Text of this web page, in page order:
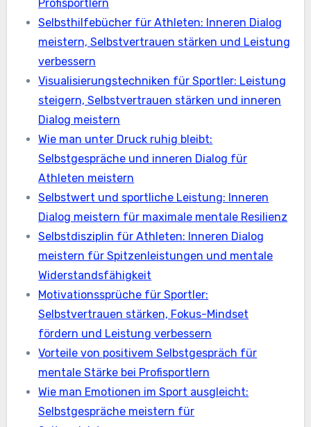
Profisportlern
Selbsthilfebücher für Athleten: Inneren Dialog
meistern, Selbstvertrauen stärken und Leistung
verbessern
Visualisierungstechniken für Sportler: Leistung
steigern, Selbstvertrauen stärken und inneren
Dialog meistern
Wie man unter Druck ruhig bleibt:
Selbstgespräche und inneren Dialog für
Athleten meistern
Selbstwert und sportliche Leistung: Inneren
Dialog meistern für maximale mentale Resilienz
Selbstdisziplin für Athleten: Inneren Dialog
meistern für Spitzenleistungen und mentale
Widerstandsfähigkeit
Motivationssprüche für Sportler:
Selbstvertrauen stärken, Fokus-Mindset
fördern und Leistung verbessern
Vorteile von positivem Selbstgespräch für
mentale Stärke bei Profisportlern
Wie man Emotionen im Sport ausgleicht:
Selbstgespräche meistern für